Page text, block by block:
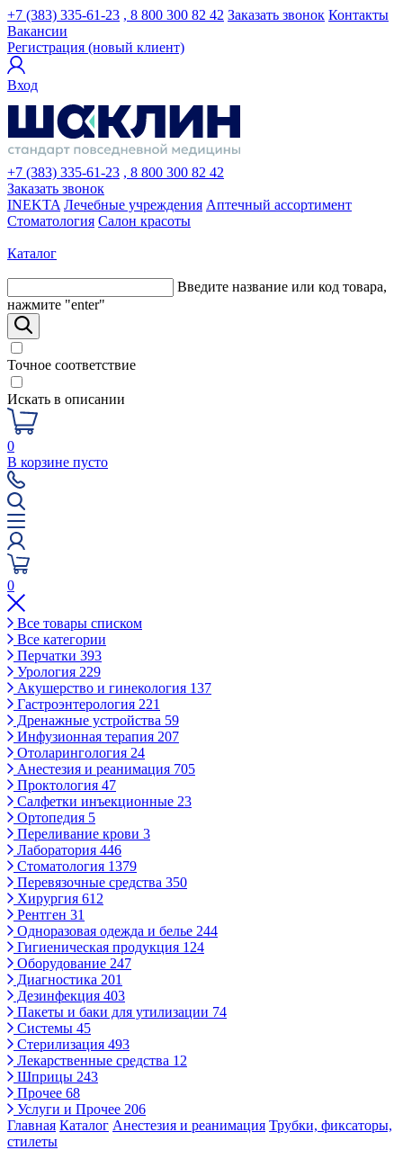
+7 (383) 335-61-23 , 8 800 300 82 42 Заказать звонок Контакты
Вакансии
Регистрация (новый клиент)
Вход
+7 (383) 335-61-23 , 8 800 300 82 42
Заказать звонок
INEKTA Лечебные учреждения Аптечный ассортимент
Стоматология Салон красоты
Каталог
Введите название или код товара,
нажмите "enter"
Точное соответствие
Искать в описании
0
В корзине пусто
0
Все товары списком
Все категории
Перчатки 393
Урология 229
Акушерство и гинекология 137
Гастроэнтерология 221
Дренажные устройства 59
Инфузионная терапия 207
Отоларингология 24
Анестезия и реанимация 705
Проктология 47
Салфетки инъекционные 23
Ортопедия 5
Переливание крови 3
Лаборатория 446
Стоматология 1379
Перевязочные средства 350
Хирургия 612
Рентген 31
Одноразовая одежда и белье 244
Гигиеническая продукция 124
Оборудование 247
Диагностика 201
Дезинфекция 403
Пакеты и баки для утилизации 74
Системы 45
Стерилизация 493
Лекарственные средства 12
Шприцы 243
Прочее 68
Услуги и Прочее 206
Главная Каталог Анестезия и реанимация Трубки, фиксаторы,
стилеты